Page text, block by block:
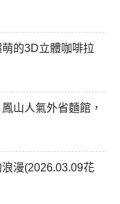
的3D立體咖啡拉
山人氣外省麵館，
漫(2026.03.09花